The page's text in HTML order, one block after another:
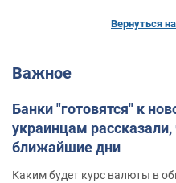
Вернуться
Важное
Банки "готовятся" к
украинцам
ближайшие дни
Каким будет курс валюты в